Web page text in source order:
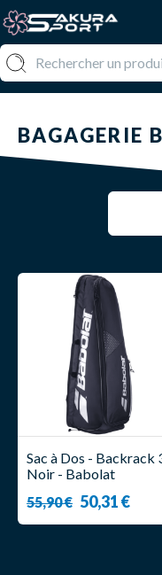
BAGAGERIE
Sac à Dos - Backrack
Noir - Babolat
55,90 € 50,31 €